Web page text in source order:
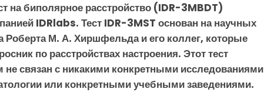
на биполярное расстройство (IDR-3MBDT)
IDRlabs. Тест IDR-3MST основан на научных
Роберта М. А. Хиршфельда и его коллег, которые
по расстройствах настроения. Этот тест
не связан с никакими конкретными исследованиями
или конкретными учебными заведениями.